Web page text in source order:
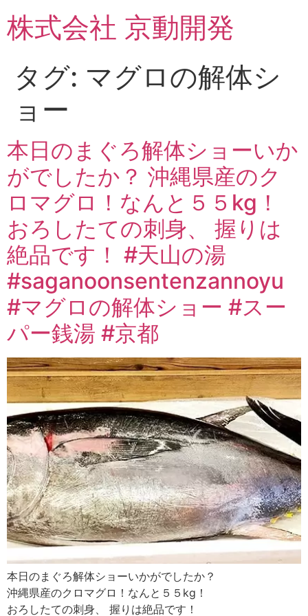
ン
テ
プ
株式会社 京動開発
タグ: マグロの解体シ
ョー
本日のまぐろ解体ショーいか
がでしたか？ 沖縄県産のク
ロマグロ！なんと５５kg！
おろしたての刺身、 握りは
絶品です！ #天山の湯
#saganoonsentenzannoyu
#マグロの解体ショー #スー
パー銭湯 #京都
本日のまぐろ解体ショーいかがでしたか？
沖縄県産のクロマグロ！なんと５５kg！
おろしたての刺身、 握りは絶品です！